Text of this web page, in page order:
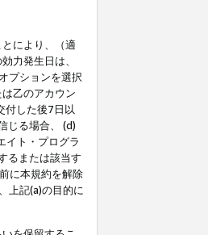
により、（適
力発生日は、
プションを選択
乙のアカウン
付した後7日以
じる場合、 (d)
イト・プログラ
るまたは該当す
に本規約を解除
上記(a)の目的に